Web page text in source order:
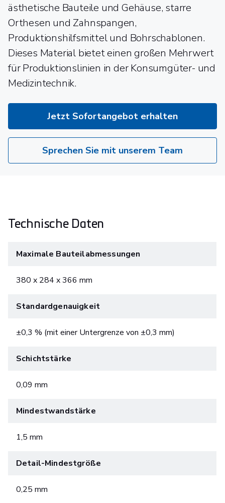
ästhetische Bauteile und Gehäuse, starre
Orthesen und Zahnspangen,
Produktionshilfsmittel und Bohrschablonen.
Dieses Material bietet einen großen Mehrwert
für Produktionslinien in der Konsumgüter- und
Medizintechnik.
Jetzt Sofortangebot erhalten
Sprechen Sie mit unserem Team
Technische Daten
Maximale Bauteilabmessungen
380 x 284 x 366 mm
Standardgenauigkeit
±0,3 % (mit einer Untergrenze von ±0,3 mm)
Schichtstärke
0,09 mm
Mindestwandstärke
1,5 mm
Detail-Mindestgröße
0,25 mm